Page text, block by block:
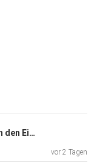
Folge 175 - Zuckerrübensirup an den Eiern!
vor 2 Tagen